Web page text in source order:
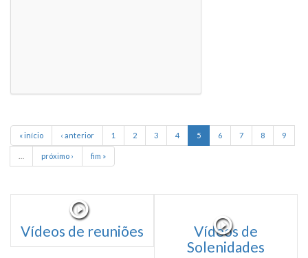
« início ‹ anterior 1 2 3 4 5 6 7 8 9
próximo › fim »
Vídeos de reuniões
Vídeos de
Solenidades